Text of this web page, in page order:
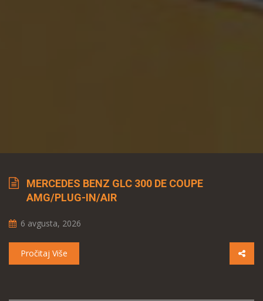
MERCEDES BENZ GLC 300 DE COUPE
AMG/PLUG-IN/AIR
6 avgusta, 2026
Pročitaj Više